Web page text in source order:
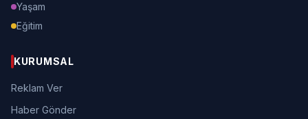
Yaşam
Eğitim
KURUMSAL
Reklam Ver
Haber Gönder